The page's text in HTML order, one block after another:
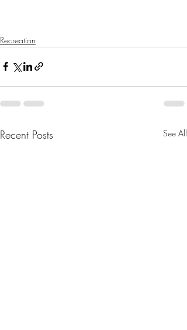
Recreation
Recent Posts See All